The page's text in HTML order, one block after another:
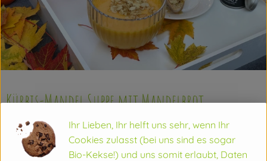
Vorratskammer
Angebot
Getränke
So geht's
Rezepte
Über uns
Kürbis-Mandel Suppe mit Mandelbrot
Zutaten
Ihr Lieben, Ihr helft uns sehr, wenn Ihr
Cookies zulasst (bei uns sind es sogar
Bio-Kekse!) und uns somit erlaubt, Daten